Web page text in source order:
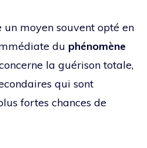
moyen souvent opté en
du phénomène
la guérison totale,
qui sont
fortes chances de